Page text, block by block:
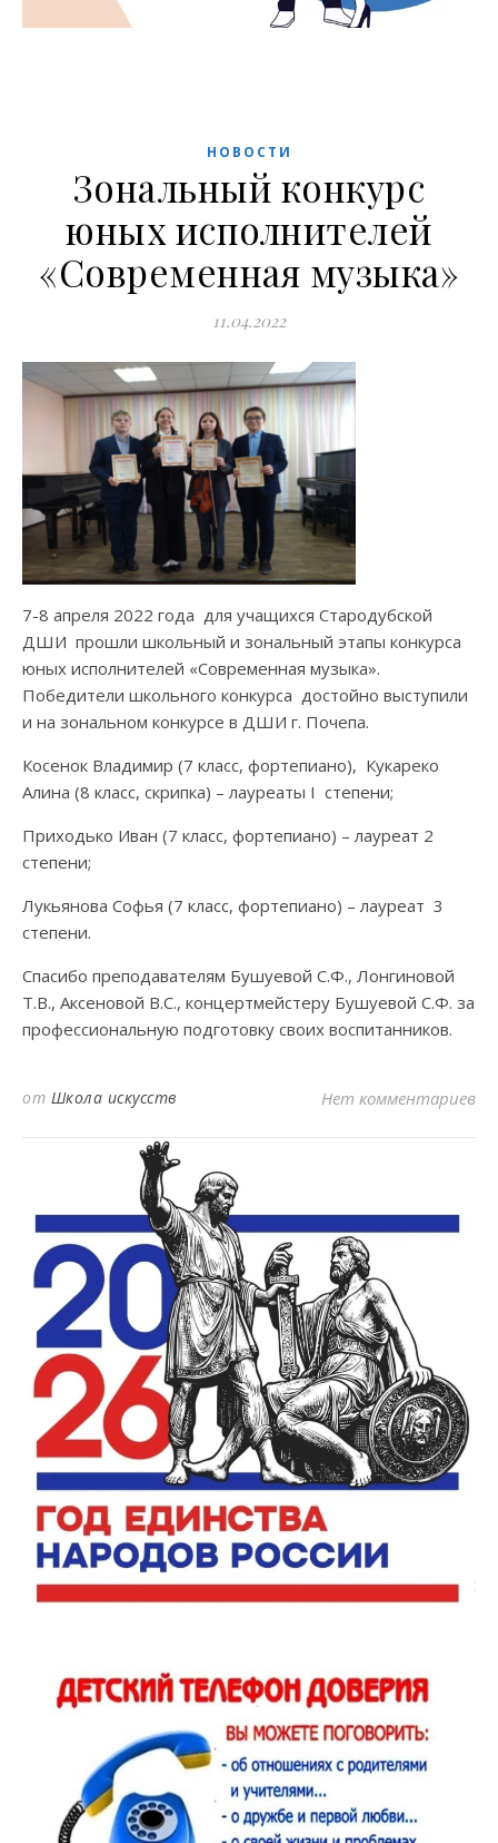
НОВОСТИ
Зональный конкурс
юных исполнителей
«Современная музыка»
11.04.2022
7-8 апреля 2022 года для учащихся Стародубской
ДШИ прошли школьный и зональный этапы конкурса
юных исполнителей «Современная музыка».
Победители школьного конкурса достойно выступили
и на зональном конкурсе в ДШИ г. Почепа.
Косенок Владимир (7 класс, фортепиано), Кукареко
Алина (8 класс, скрипка) – лауреаты I степени;
Приходько Иван (7 класс, фортепиано) – лауреат 2
степени;
Лукьянова Софья (7 класс, фортепиано) – лауреат 3
степени.
Спасибо преподавателям Бушуевой С.Ф., Лонгиновой
Т.В., Аксеновой В.С., концертмейстеру Бушуевой С.Ф. за
профессиональную подготовку своих воспитанников.
от Школа искусств Нет комментариев